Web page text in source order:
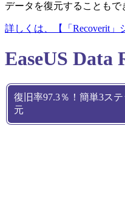
データを復元することもで
詳しくは、【「Recoverit」
EaseUS Data
復旧率97.3％！簡単3ス
元